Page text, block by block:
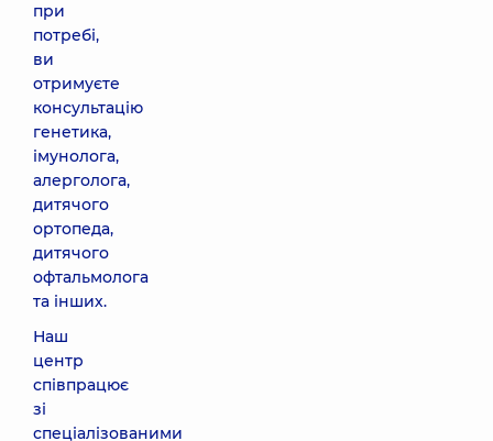
при
потребі,
ви
отримуєте
консультацію
генетика,
імунолога,
алерголога,
дитячого
ортопеда,
дитячого
офтальмолога
та інших.
Наш
центр
співпрацює
зі
спеціалізованими